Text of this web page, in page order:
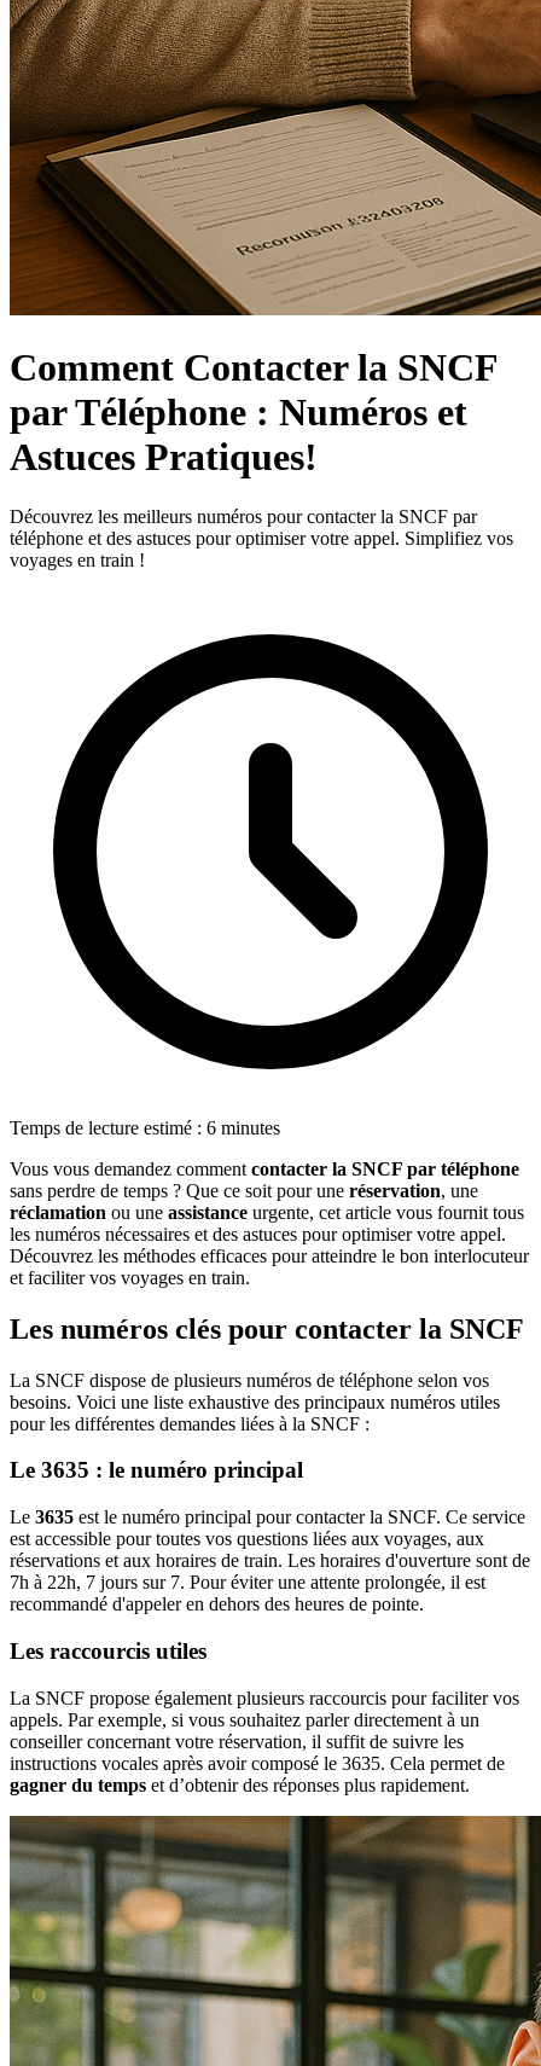
Comment Contacter la SNCF
par Téléphone : Numéros et
Astuces Pratiques!
Découvrez les meilleurs numéros pour contacter la SNCF par
téléphone et des astuces pour optimiser votre appel. Simplifiez vos
voyages en train !
Temps de lecture estimé : 6 minutes
Vous vous demandez comment contacter la SNCF par téléphone
sans perdre de temps ? Que ce soit pour une réservation, une
réclamation ou une assistance urgente, cet article vous fournit tous
les numéros nécessaires et des astuces pour optimiser votre appel.
Découvrez les méthodes efficaces pour atteindre le bon interlocuteur
et faciliter vos voyages en train.
Les numéros clés pour contacter la SNCF
La SNCF dispose de plusieurs numéros de téléphone selon vos
besoins. Voici une liste exhaustive des principaux numéros utiles
pour les différentes demandes liées à la SNCF :
Le 3635 : le numéro principal
Le 3635 est le numéro principal pour contacter la SNCF. Ce service
est accessible pour toutes vos questions liées aux voyages, aux
réservations et aux horaires de train. Les horaires d'ouverture sont de
7h à 22h, 7 jours sur 7. Pour éviter une attente prolongée, il est
recommandé d'appeler en dehors des heures de pointe.
Les raccourcis utiles
La SNCF propose également plusieurs raccourcis pour faciliter vos
appels. Par exemple, si vous souhaitez parler directement à un
conseiller concernant votre réservation, il suffit de suivre les
instructions vocales après avoir composé le 3635. Cela permet de
gagner du temps et d’obtenir des réponses plus rapidement.